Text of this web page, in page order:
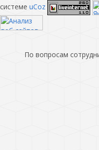
системе uCoz
По вопросам